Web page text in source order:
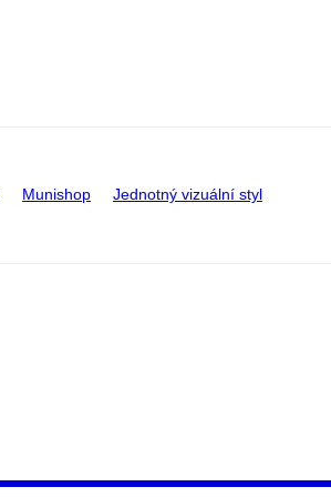
Munishop Jednotný vizuální styl